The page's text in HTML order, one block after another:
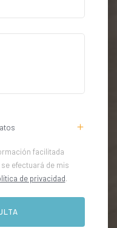
facilitada
efectuará de mis
de privacidad.